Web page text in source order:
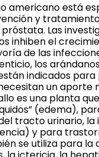
americano está
y
Las
inhiben el
de las
los
indicados
un aporte
es una planta
(edema),
tracto urinario,
y para
se utiliza para la